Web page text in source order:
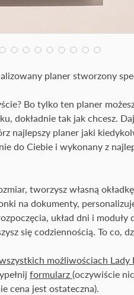
planer stworzony
Bo tylko ten planer
dokładnie tak jak chcesz.
najlepszy planer jaki
do Ciebie i wykonany z
tworzysz własną
na dokumenty,
układ dni i moduły
się codziennością. To co,
możliwościach Lady
formularz (oczywiście
cena jest ostateczna).